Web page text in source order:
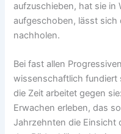
aufzuschieben, hat sie in
aufgeschoben, lässt sich
nachholen.
Bei fast allen
wissenschaftlich fundiert
die Zeit arbeitet gegen
Erwachen erleben, das
Jahrzehnten die Einsicht